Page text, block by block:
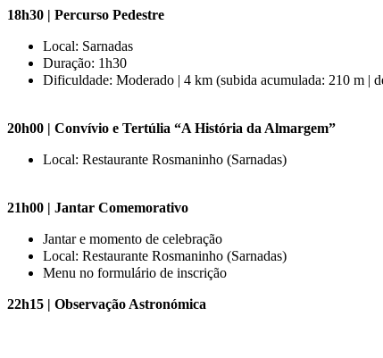
18h30 | Percurso Pedestre
Local: Sarnadas
Duração: 1h30
Dificuldade: Moderado | 4 km (subida acumulada: 210 m |
20h00 | Convívio e Tertúlia “A História da Almargem”
Local: Restaurante Rosmaninho (Sarnadas)
21h00 | Jantar Comemorativo
Jantar e momento de celebração
Local: Restaurante Rosmaninho (Sarnadas)
Menu no formulário de inscrição
22h15 | Observação Astronómica